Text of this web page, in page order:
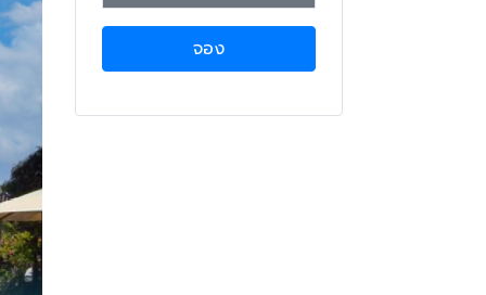
จอง